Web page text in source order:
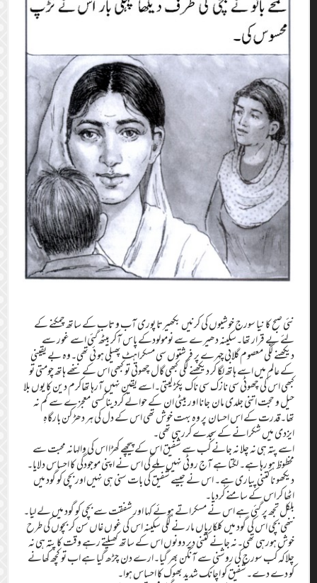
نئی صبح کا نیا سورج خوشیوں کی کرنیں بکھیرتا پوری آب و تاب کے ساتھ چمکنے کے
لئے بے قرار تھا۔سکینہ دھیرے سے نومولودکے پاس آکر بیٹھ گئی اسے غور سے
دیکھنے لگی معصوم گلابی چہرے پر فرشتوں سی مسکراہٹ پھیلی ہو ئی تھی۔وہ بے یقینی
کے عالم میں اسے ہاتھ لگا کر دیکھنے لگی کبھی گال چھوتی تو کبھی اس کے ننھے ہاتھ چومتی تو
کبھی اس کی چھوٹی سی نازک سی ناک پکڑ لیتی۔اسے یقین نہیں آرہا تھاکرم دین کا یوں بلا
حیل و حجت اتنی جلدی مان جانا اور بیٹی ان کے حوالے کردینا کسی معجزے سے کم نہ
تھا۔قدرت کے اس احسان پر وہ بہت خوش تھی اس کے دل کی ہر دھڑکن بارگاہِ
ایزدی میں شکرانے کے سجدے کررہی تھی۔
اسے پتہ ہی نہ چلا نہ جانے کب سے شفیق اس کے پیچھے کھڑا اس کی والہانہ محبت سے
محظوظ ہو رہا ہے۔ لگتا ہے آج روٹی نہیں ملے گی اس نے اپنی موجودگی کا احساس دلایا۔
دیکھو نا کتنی پیاری ہے۔ اس نے جیسے شفیق کی بات سنی ہی نہیں اور بچی کو گود میں
اٹھا کر اس کے سامنے کردیا۔
بلکل تجھ پر گئی ہے اس نے مسکراتے ہوئے کہا اور شفقت سے بچی کو گود میں لے لیا۔
ننھی بچی اس کی گود میں کلکاریاں مار نے لگی سکینہ اس کی غو ں غاں سن کر بچوں کی طرح
خوش ہورہی تھی۔نہ جانے کتنی دیر دونوں اس کے ساتھ کھیلتے رہے وقت کا پتہ ہی نہ
چلاکہ کب سورج کی روشنی سے آنگن بھر گیا۔ارے دن چڑھ گیا ہے اب تو کچھ کھانے
کو دے دے۔شفیق کو اچانک شدید بھوک کا احساس ہوا۔